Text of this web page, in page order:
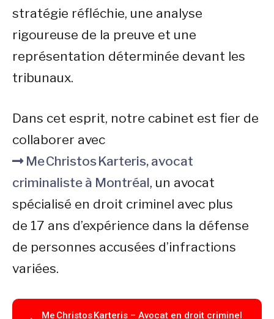
stratégie réfléchie, une analyse
rigoureuse de la preuve et une
représentation déterminée devant les
tribunaux.
Dans cet esprit, notre cabinet est fier de
collaborer avec
Me Christos Karteris, avocat
criminaliste à Montréal, un avocat
spécialisé en droit criminel avec plus
de 17 ans d’expérience dans la défense
de personnes accusées d’infractions
variées.
Me Christos Karteris – Avocat en droit criminel